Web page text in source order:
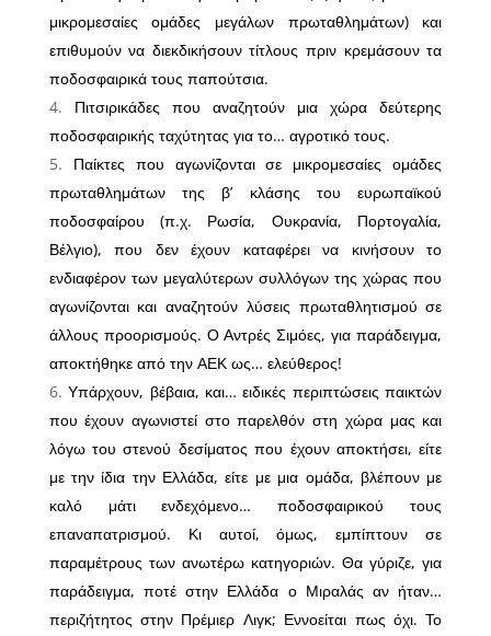
μικρομεσαίες ομάδες μεγάλων πρωταθλημάτων) και
επιθυμούν να διεκδικήσουν τίτλους πριν κρεμάσουν τα
ποδοσφαιρικά τους παπούτσια.
Πιτσιρικάδες που αναζητούν μια χώρα δεύτερης
ποδοσφαιρικής ταχύτητας για το… αγροτικό τους.
Παίκτες που αγωνίζονται σε μικρομεσαίες ομάδες
πρωταθλημάτων της β’ κλάσης του ευρωπαϊκού
ποδοσφαίρου (π.χ. Ρωσία, Ουκρανία, Πορτογαλία,
Βέλγιο), που δεν έχουν καταφέρει να κινήσουν το
ενδιαφέρον των μεγαλύτερων συλλόγων της χώρας που
αγωνίζονται και αναζητούν λύσεις πρωταθλητισμού σε
άλλους προορισμούς. Ο Αντρές Σιμόες, για παράδειγμα,
αποκτήθηκε από την ΑΕΚ ως… ελεύθερος!
Υπάρχουν, βέβαια, και… ειδικές περιπτώσεις παικτών
που έχουν αγωνιστεί στο παρελθόν στη χώρα μας και
λόγω του στενού δεσίματος που έχουν αποκτήσει, είτε
με την ίδια την Ελλάδα, είτε με μια ομάδα, βλέπουν με
καλό μάτι ενδεχόμενο… ποδοσφαιρικού τους
επαναπατρισμού. Κι αυτοί, όμως, εμπίπτουν σε
παραμέτρους των ανωτέρω κατηγοριών. Θα γύριζε, για
παράδειγμα, ποτέ στην Ελλάδα ο Μιραλάς αν ήταν…
περιζήτητος στην Πρέμιερ Λιγκ; Εννοείται πως όχι. Το